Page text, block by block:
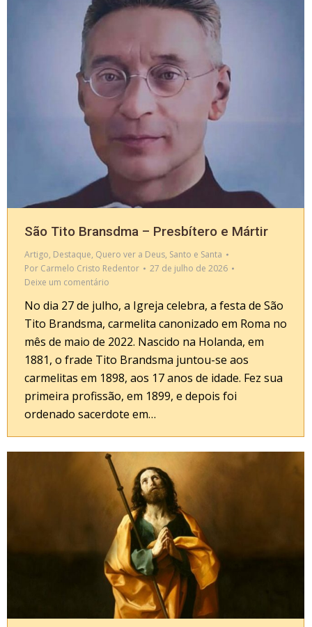
São Tito Bransdma – Presbítero e Mártir
Artigo, Destaque, Quero ver a Deus, Santo e Santa
Por Carmelo Cristo Redentor
27 de julho de 2026
Deixe um comentário
No dia 27 de julho, a Igreja celebra, a festa de São
Tito Brandsma, carmelita canonizado em Roma no
mês de maio de 2022. Nascido na Holanda, em
1881, o frade Tito Brandsma juntou-se aos
carmelitas em 1898, aos 17 anos de idade. Fez sua
primeira profissão, em 1899, e depois foi
ordenado sacerdote em…